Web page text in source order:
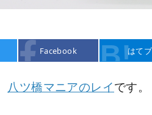
Facebook はてブ
八ツ橋マニアのレイです。